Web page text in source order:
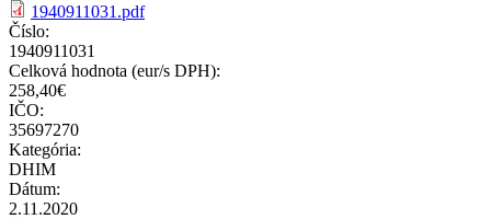
1940911031.pdf
Číslo:
1940911031
Celková hodnota (eur/s DPH):
258,40€
IČO:
35697270
Kategória:
DHIM
Dátum:
2.11.2020